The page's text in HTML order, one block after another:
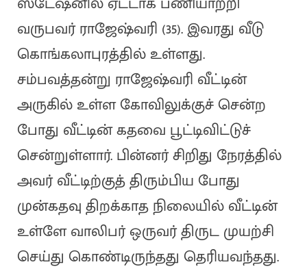
வருபவர் ராஜேஷ்வரி (35). இவரது வீடு
கொங்கலாபுரத்தில் உள்ளது.
சம்பவத்தன்று ராஜேஷ்வரி வீட்டின்
அருகில் உள்ள கோவிலுக்குச் சென்ற
போது வீட்டின் கதவை பூட்டிவிட்டுச்
சென்றுள்ளார். பின்னர் சிறிது நேரத்தில்
அவர் வீட்டிற்குத் திரும்பிய போது
முன்கதவு திறக்காத நிலையில் வீட்டின்
உள்ளே வாலிபர் ஒருவர் திருட முயற்சி
செய்து கொண்டிருந்தது தெரியவந்தது.